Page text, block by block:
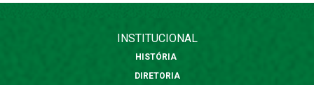
INSTITUCIONAL
HISTÓRIA
DIRETORIA